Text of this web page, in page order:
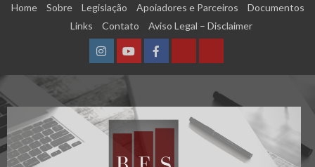
SkipHome Sobre Legislação Apoiadores e Parceiros
Documentos
Links
Contato Aviso Legal – Disclaimer
InstagramYouTubeFacebookCalculadora
Qualidade
de
Segurado
Calculadora
Tempo
de
Contribuição